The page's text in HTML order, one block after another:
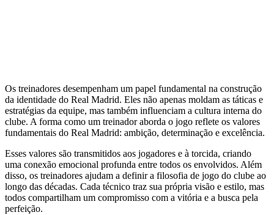
Os treinadores desempenham um papel fundamental na construção
da identidade do Real Madrid. Eles não apenas moldam as táticas e
estratégias da equipe, mas também influenciam a cultura interna do
clube. A forma como um treinador aborda o jogo reflete os valores
fundamentais do Real Madrid: ambição, determinação e excelência.
Esses valores são transmitidos aos jogadores e à torcida, criando
uma conexão emocional profunda entre todos os envolvidos. Além
disso, os treinadores ajudam a definir a filosofia de jogo do clube ao
longo das décadas. Cada técnico traz sua própria visão e estilo, mas
todos compartilham um compromisso com a vitória e a busca pela
perfeição.